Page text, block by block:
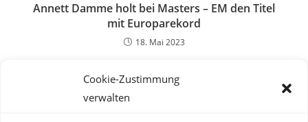
Cookie-Zustimmung
verwalten
Annett Damme holt bei Masters – EM den Titel
mit Europarekord
18. Mai 2023
Landesmeisterschaften der Kinder, Schüler und